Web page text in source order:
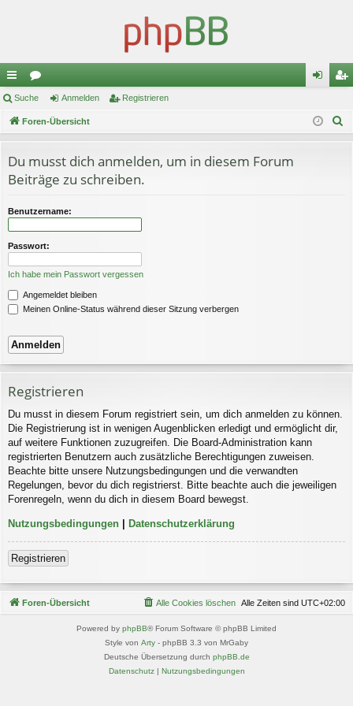
ch
ne
ug
or
en m ist
Suche Anmelden Registrieren
Foren-Übersicht
Du musst dich anmelden, um in diesem Forum
Beiträge zu schreiben.
Benutzername:
Passwort:
Ich habe mein Passwort vergessen
Angemeldet bleiben
Meinen Online-Status während dieser Sitzung verbergen
Registrieren
Du musst in diesem Forum registriert sein, um dich anmelden zu können.
Die Registrierung ist in wenigen Augenblicken erledigt und ermöglicht dir,
auf weitere Funktionen zuzugreifen. Die Board-Administration kann
registrierten Benutzern auch zusätzliche Berechtigungen zuweisen.
Beachte bitte unsere Nutzungsbedingungen und die verwandten
Regelungen, bevor du dich registrierst. Bitte beachte auch die jeweiligen
Forenregeln, wenn du dich in diesem Board bewegst.
Nutzungsbedingungen | Datenschutzerklärung
Registrieren
Foren-Übersicht Alle Zeiten sind UTC+02:00
Alle Cookies löschen
Powered by phpBB® Forum Software © phpBB Limited
Style von Arty - phpBB 3.3 von MrGaby
Deutsche Übersetzung durch phpBB.de
Datenschutz| Nutzungsbedingungen